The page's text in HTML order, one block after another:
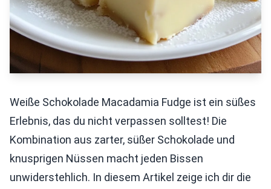
Weiße Schokolade Macadamia Fudge ist ein süßes
Erlebnis, das du nicht verpassen solltest! Die
Kombination aus zarter, süßer Schokolade und
knusprigen Nüssen macht jeden Bissen
unwiderstehlich. In diesem Artikel zeige ich dir die